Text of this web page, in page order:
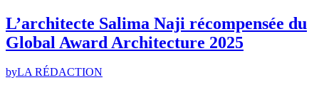
L’architecte Salima Naji récompensée du
Global Award Architecture 2025
byLA RÉDACTION